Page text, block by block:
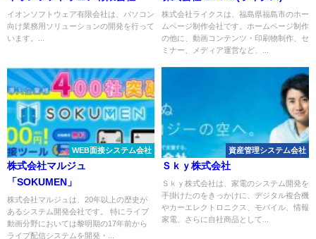
イオンソフトウェア有限会社は、パソコン
向け業務用ソリューションの開発を行って
います。...
株式会社ライクスは、福島県福島市のホー
ムページ制作会社です。ホームページ制作
の他に、動画コンテンツ・印刷物制作、セ
ミナー、メディア運営など、...
WEB面接システム会社
株式会社マルジュ
「SOKUMEN」
株式会社マルジュは、20年以上の歴史が
あるシステム開発会社です。 特にライブ
動画分野においては黎明期の17年前から
ライブ配信システムを開発・...
資産管理システム会社
Ｓｋｙ株式会社
Ｓｋｙ株式会社は、家電のシステム開発を
手掛けたのをきっかけに、デジタル複合機
やカーエレクトロニクス、モバイル、情報
家電、さらに自社商品として...